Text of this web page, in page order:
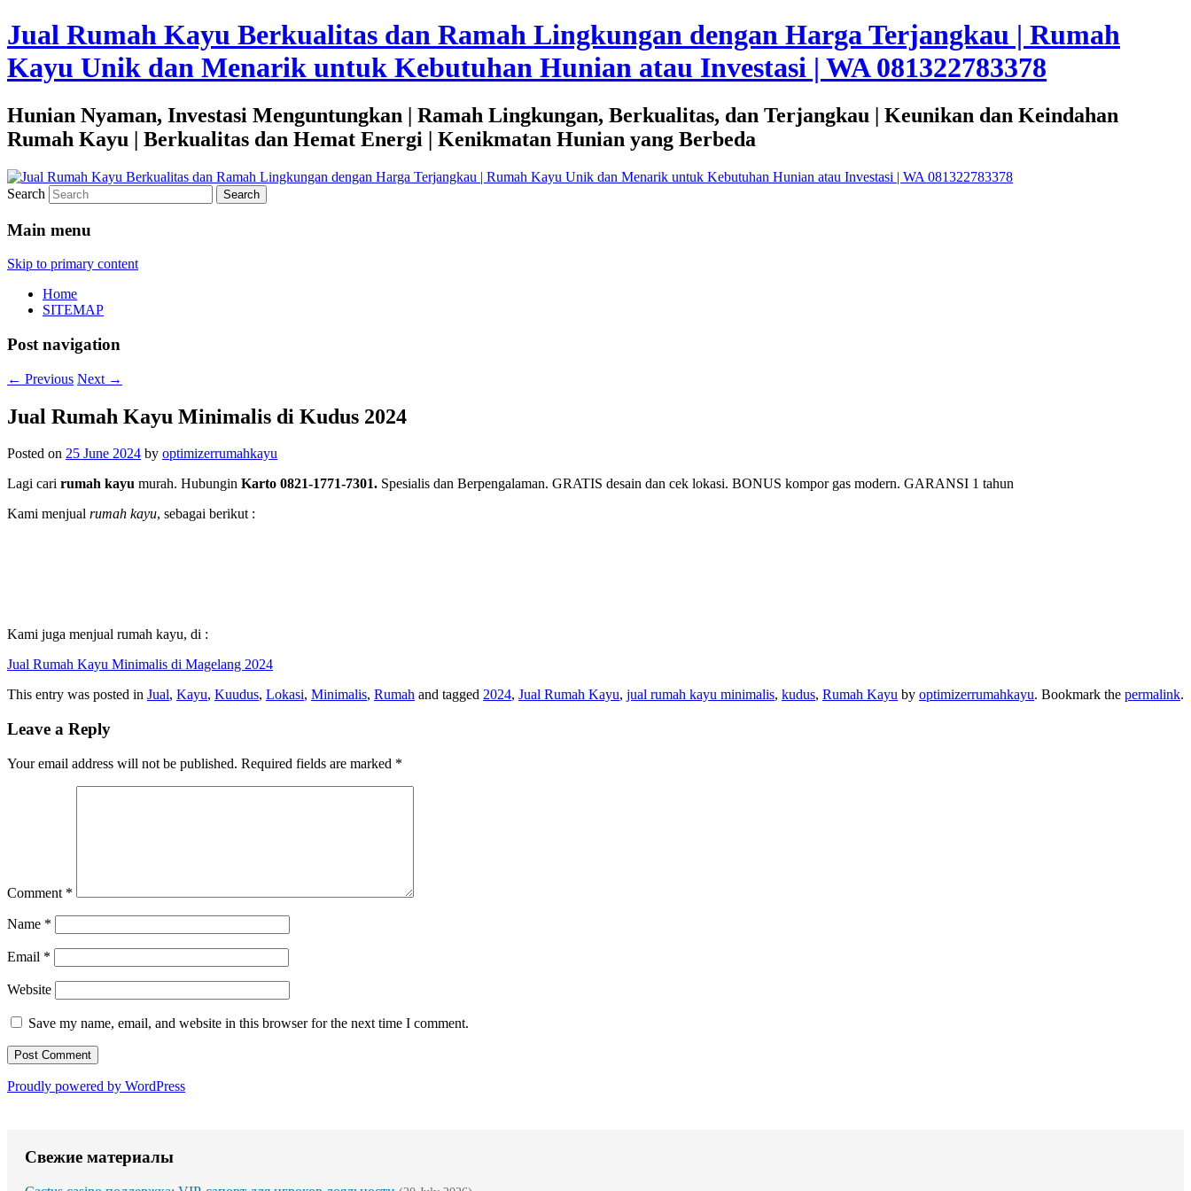
Jual Rumah Kayu Berkualitas dan Ramah Lingkungan dengan Harga Terjangkau | Rumah
Kayu Unik dan Menarik untuk Kebutuhan Hunian atau Investasi | WA 081322783378
Hunian Nyaman, Investasi Menguntungkan | Ramah Lingkungan, Berkualitas, dan Terjangkau | Keunikan dan Keindahan
Rumah Kayu | Berkualitas dan Hemat Energi | Kenikmatan Hunian yang Berbeda
Search
Main menu
Skip to primary content
Home
SITEMAP
Post navigation
← Previous Next →
Jual Rumah Kayu Minimalis di Kudus 2024
Posted on 25 June 2024 by optimizerrumahkayu
Lagi cari rumah kayu murah. Hubungin Karto 0821-1771-7301. Spesialis dan Berpengalaman. GRATIS desain dan cek lokasi. BONUS kompor gas modern. GARANSI 1 tahun
Kami menjual rumah kayu, sebagai berikut :
Kami juga menjual rumah kayu, di :
Jual Rumah Kayu Minimalis di Magelang 2024
This entry was posted in Jual, Kayu, Kuudus, Lokasi, Minimalis, Rumah and tagged 2024, Jual Rumah Kayu, jual rumah kayu minimalis, kudus, Rumah Kayu by optimizerrumahkayu. Bookmark the permalink.
Leave a Reply
Your email address will not be published. Required fields are marked *
Comment *
Name *
Email *
Website
Save my name, email, and website in this browser for the next time I comment.
Proudly powered by WordPress
Свежие материалы